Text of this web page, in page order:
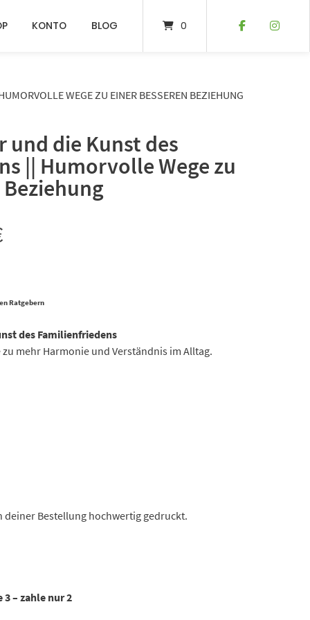
KONTO BLOG 0
WEGE ZU EINER BESSEREN BEZIEHUNG
und die Kunst des
|| Humorvolle Wege zu
Ratgebern
des Familienfriedens
mehr Harmonie und Verständnis im Alltag.
deiner Bestellung hochwertig gedruckt.
3 – zahle nur 2